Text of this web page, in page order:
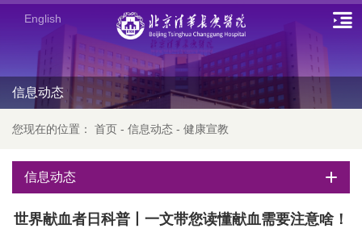
English
信息动态
您现在的位置： 首页 - 信息动态 - 健康宣教
信息动态
世界献血者日科普丨一文带您读懂献血需要注意啥！